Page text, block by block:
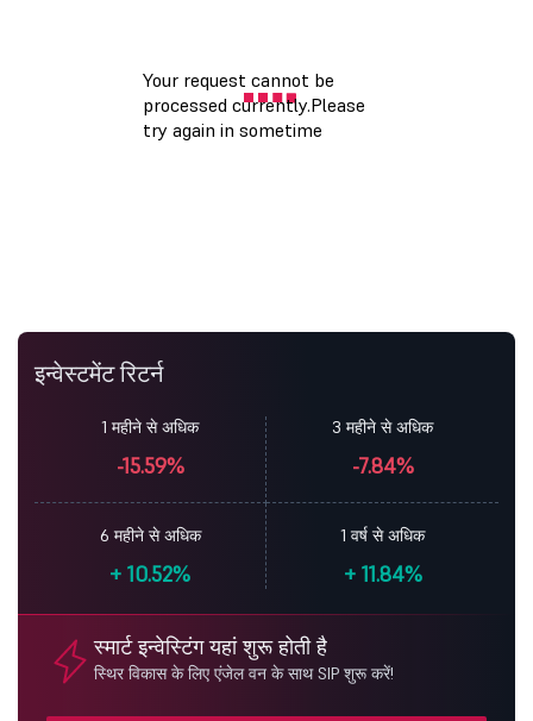
इन्वेस्टमेंट रिटर्न
1 महीने से अधिक
-15.59%
3 महीने से अधिक
-7.84%
6 महीने से अधिक
+ 10.52%
1 वर्ष से अधिक
+11.84%
स्मार्ट इन्वेस्टिंग यहां शुरू होती है
स्थिर विकास के लिए एंजेल वन के साथ SIP शुरू करें!